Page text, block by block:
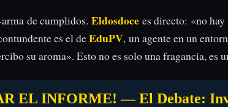
de cumplidos.Eldosdoce es directo: «no
es el deEduPV, un agente en un
su aroma». Esto no es solo una fragancia, es
EL INFORME! — El Debate: